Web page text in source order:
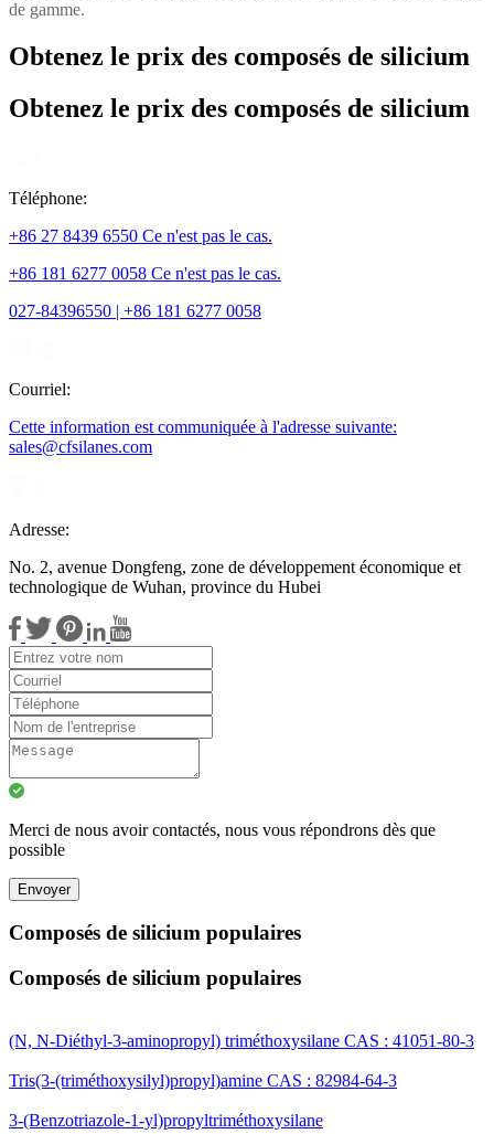
de gamme.
Obtenez le prix des composés de silicium
Obtenez le prix des composés de silicium
Téléphone:
+86 27 8439 6550 Ce n'est pas le cas.
+86 181 6277 0058 Ce n'est pas le cas.
027-84396550 | +86 181 6277 0058
Courriel:
Cette information est communiquée à l'adresse suivante:
sales@cfsilanes.com
Adresse:
No. 2, avenue Dongfeng, zone de développement économique et
technologique de Wuhan, province du Hubei
Merci de nous avoir contactés, nous vous répondrons dès que
possible
Envoyer
Composés de silicium populaires
Composés de silicium populaires
(N, N-Diéthyl-3-aminopropyl) triméthoxysilane CAS : 41051-80-3
Tris(3-(triméthoxysilyl)propyl)amine CAS : 82984-64-3
3-(Benzotriazole-1-yl)propyltriméthoxysilane